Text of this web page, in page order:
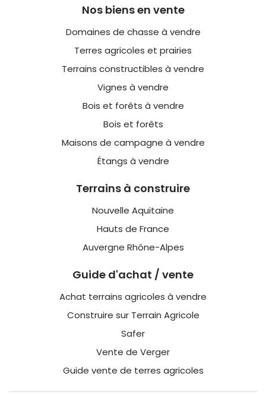
Nos biens en vente
Domaines de chasse à vendre
Terres agricoles et prairies
Terrains constructibles à vendre
Vignes à vendre
Bois et forêts à vendre
Bois et forêts
Maisons de campagne à vendre
Étangs à vendre
Terrains à construire
Nouvelle Aquitaine
Hauts de France
Auvergne Rhône-Alpes
Guide d'achat / vente
Achat terrains agricoles à vendre
Construire sur Terrain Agricole
Safer
Vente de Verger
Guide vente de terres agricoles